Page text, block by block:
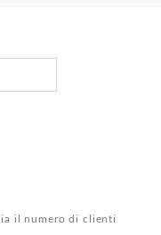
il numero di clienti